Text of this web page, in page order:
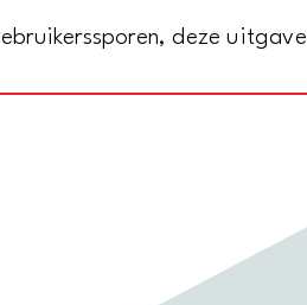
deze